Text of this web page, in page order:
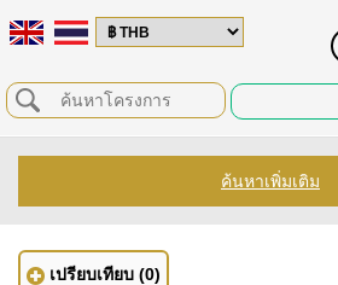
ค้นหาเพิ่มเติม
เปรียบเทียบ (0)